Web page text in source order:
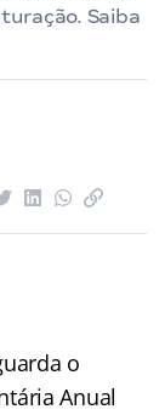
Saiba
o
Anual